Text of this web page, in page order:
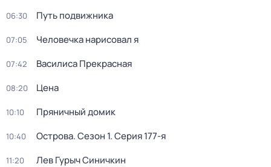
06:30 Путь подвижника
07:05 Человечка нарисовал я
07:42 Василиса Прекрасная
08:20 Цена
10:10 Пряничный домик
10:40 Острова. Сезон 1. Серия 177-я
11:20 Лев Гурыч Синичкин